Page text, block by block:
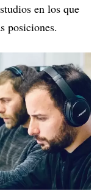
en los que
posiciones.